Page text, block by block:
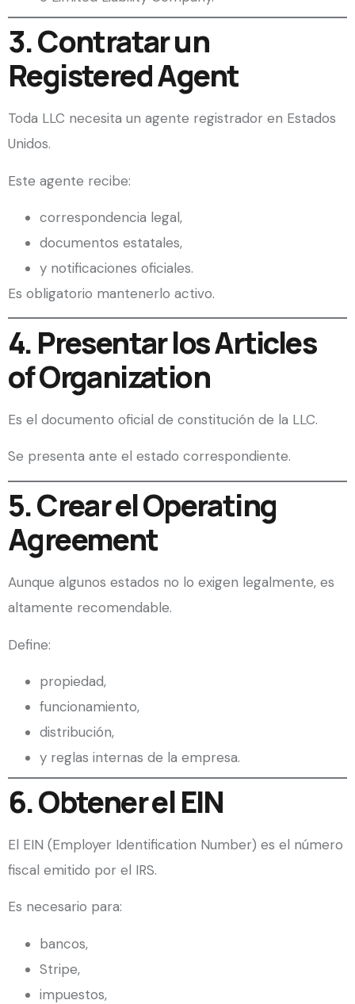
3. Contratar un
Registered Agent
Toda LLC necesita un agente registrador en Estados
Unidos.
Este agente recibe:
correspondencia legal,
documentos estatales,
y notificaciones oficiales.
Es obligatorio mantenerlo activo.
4. Presentar los Articles
of Organization
Es el documento oficial de constitución de la LLC.
Se presenta ante el estado correspondiente.
5. Crear el Operating
Agreement
Aunque algunos estados no lo exigen legalmente, es
altamente recomendable.
Define:
propiedad,
funcionamiento,
distribución,
y reglas internas de la empresa.
6. Obtener el EIN
El EIN (Employer Identification Number) es el número
fiscal emitido por el IRS.
Es necesario para:
bancos,
Stripe,
impuestos,